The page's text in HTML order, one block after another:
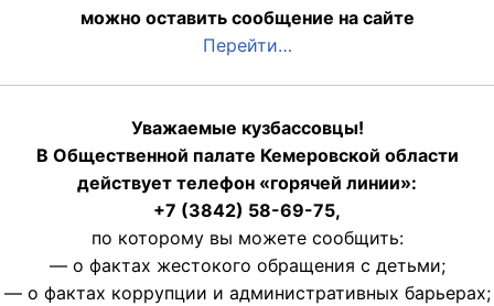
можно оставить сообщение на сайте
Перейти…
Уважаемые кузбассовцы!
В Общественной палате Кемеровской области
действует телефон «горячей линии»:
+7 (3842) 58-69-75,
по которому вы можете сообщить:
— о фактах жестокого обращения с детьми;
— о фактах коррупции и административных барьерах;